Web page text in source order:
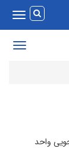
Toggle
Toggle
واحد